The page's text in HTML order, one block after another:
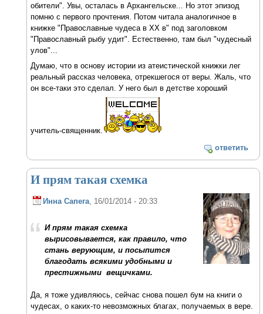
обители". Увы, осталась в Архангельске... Но этот эпизод
помню с первого прочтения. Потом читала аналогичное в
книжке "Православные чудеса в ХХ в" под заголовком
"Православный рыбу удит". Естественно, там был "чудесный
улов"...
Думаю, что в основу истории из атеистической книжки лег
реальный рассказ человека, отрекшегося от веры. Жаль, что
он все-таки это сделал. У него был в детстве хороший
учитель-священник.
ответить
И прям такая схемка
Инна Сапега, 16/01/2014 - 20:33
И прям такая схемка
вырисовывается, как правило, что
стань верующим, и посыпится
благодать всякими удобными и
престижными вещичками.
Да, я тоже удивляюсь, сейчас снова пошел бум на книги о
чудесах, о каких-то невозможных благах, получаемых в вере.